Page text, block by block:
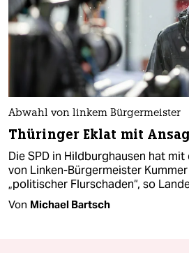
Abwahl von linkem Bürgermeister
Thüringer Eklat mit
Die SPD in Hildburghausen hat
von Linken-Bürgermeister
„politischer Flurschaden“, so
Von Michael Bartsch